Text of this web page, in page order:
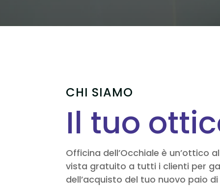
CHI SIAMO
Il tuo
Officina dell’Occhiale è un’ottico
vista gratuito a tutti i clienti per
dell’acquisto del tuo nuovo paio